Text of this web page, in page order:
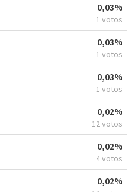
0,03%
1 votos
0,03%
1 votos
0,03%
1 votos
0,02%
12 votos
0,02%
4 votos
0,02%